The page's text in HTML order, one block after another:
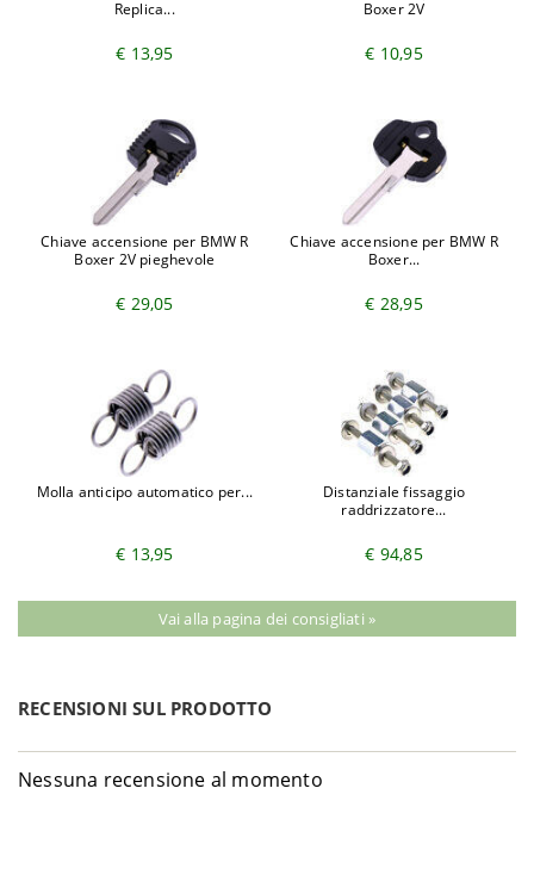
Replica...
€ 13,95
Boxer 2V
€ 10,95
Chiave accensione per BMW R
Boxer 2V pieghevole
€ 29,05
Chiave accensione per BMW R
Boxer...
€ 28,95
Molla anticipo automatico per...
€ 13,95
Distanziale fissaggio
raddrizzatore...
€ 94,85
Vai alla pagina dei consigliati »
RECENSIONI SUL PRODOTTO
Nessuna recensione al momento